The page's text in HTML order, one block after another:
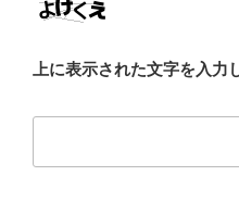
上に表示された文字を入力